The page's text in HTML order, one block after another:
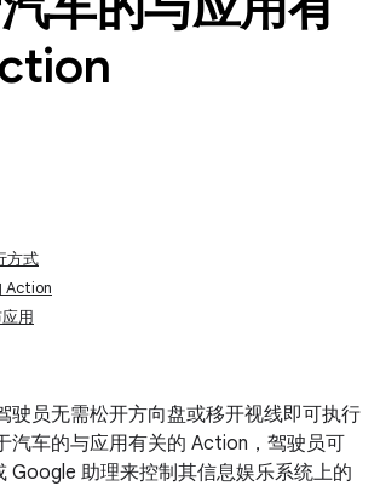
方式
Action
用
驶员无需松开方向盘或移开视线即可执行
汽车的与应用有关的 Action，驾驶员可
Google 助理来控制其信息娱乐系统上的